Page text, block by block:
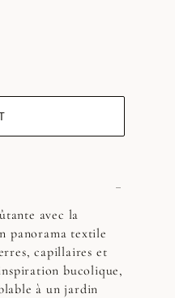
avec la
panorama textile
capillaires et
bucolique,
à un jardin